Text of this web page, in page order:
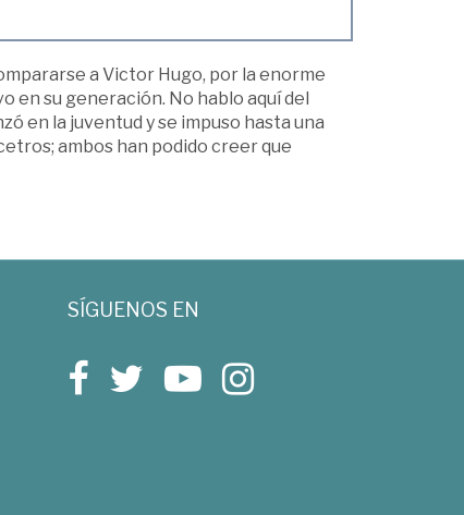
a Victor Hugo, por la enorme
en su generación. No hablo aquí del
en la juventud y se impuso hasta una
ambos han podido creer que
SÍGUENOS EN